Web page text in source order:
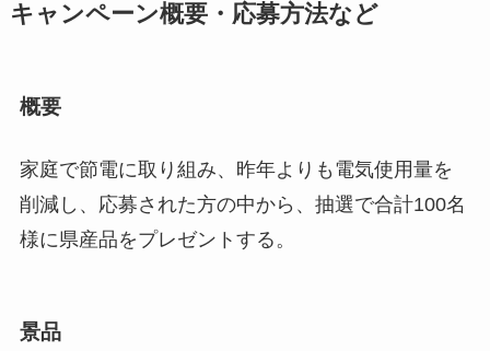
キャンペーン概要・応募方法など
概要
家庭で節電に取り組み、昨年よりも電気使用量を
削減し、応募された方の中から、抽選で合計100名
様に県産品をプレゼントする。
景品